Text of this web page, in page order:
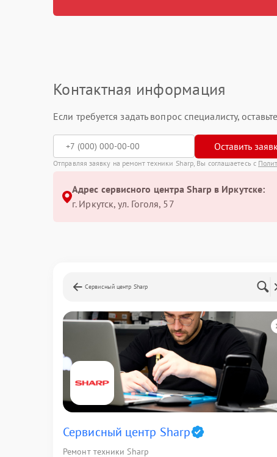
Контактная информация
Если требуется задать вопрос специалисту,
Оставить
Отправляя заявку на ремонт техники Sharp, Вы соглашаетесь с
Адрес сервисного центра Sharp в Иркутске:
г. Иркутск, ул. ​Гоголя, 57
Сервисный центр Sharp
Сервисный центр Sharp
Ремонт техники Sharp